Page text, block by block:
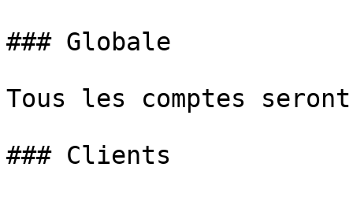
### Globale
Tous les comptes
### Clients